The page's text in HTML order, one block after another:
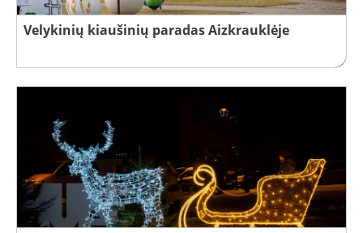
Velykinių kiaušinių paradas Aizkrauklėje